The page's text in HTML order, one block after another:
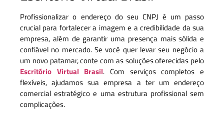
Profissionalizar o endereço do seu CNPJ é um passo
crucial para fortalecer a imagem e a credibilidade da sua
empresa, além de garantir uma presença mais sólida e
confiável no mercado. Se você quer levar seu negócio a
um novo patamar, conte com as soluções oferecidas pelo
Escritório Virtual Brasil. Com serviços completos e
flexíveis, ajudamos sua empresa a ter um endereço
comercial estratégico e uma estrutura profissional sem
complicações.